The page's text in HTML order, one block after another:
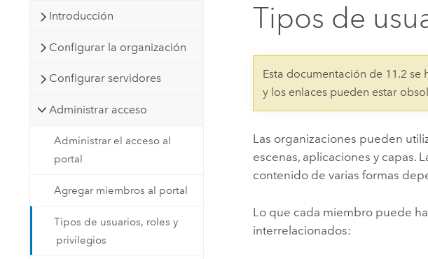
Introducción
Configurar la organización
Configurar servidores
Administrar acceso
Administrar el acceso al
portal
Agregar miembros al portal
Tipos de usuarios, roles y
privilegios
Tipos de
Esta documentación de 11.2 se
y los enlaces pueden estar
Las organizaciones pueden
escenas, aplicaciones y capas.
contenido de varias formas
Lo que cada miembro puede
interrelacionados: